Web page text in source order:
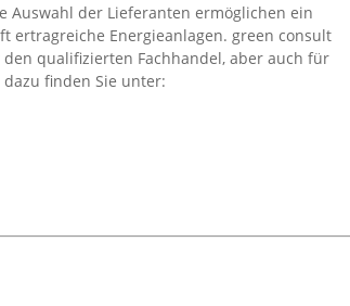
Auswahl der Lieferanten ermöglichen ein
ertragreiche Energieanlagen. green consult
qualifizierten Fachhandel, aber auch für
finden Sie unter: